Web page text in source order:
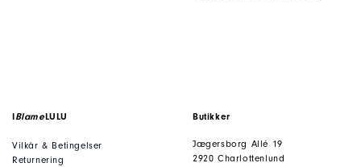
IBlameLULU
Vilkår & Betingelser
Returnering
Butikker
Jægersborg Allé 19
2920 Charlottenlund